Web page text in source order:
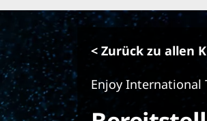
u
t
n
h
< Zurück zu allen
Enjoy International